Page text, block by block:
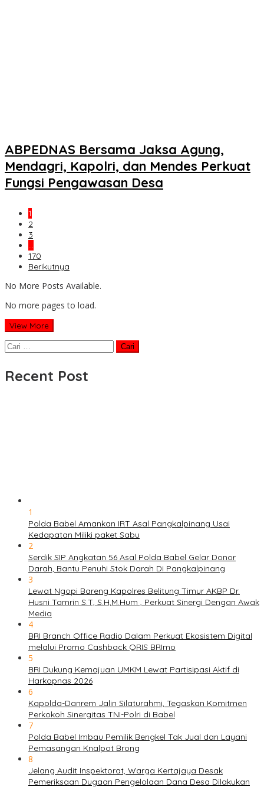
ABPEDNAS Bersama Jaksa Agung,
Mendagri, Kapolri, dan Mendes Perkuat
Fungsi Pengawasan Desa
1
2
3
…
170
Berikutnya
No More Posts Available.
No more pages to load.
View More
Cari
untuk:
Recent Post
1
Polda Babel Amankan IRT Asal Pangkalpinang Usai
Kedapatan Miliki paket Sabu
2
Serdik SIP Angkatan 56 Asal Polda Babel Gelar Donor
Darah, Bantu Penuhi Stok Darah Di Pangkalpinang
3
Lewat Ngopi Bareng Kapolres Belitung Timur AKBP Dr.
Husni Tamrin S.T, S.H,M.Hum , Perkuat Sinergi Dengan Awak
Media
4
BRI Branch Office Radio Dalam Perkuat Ekosistem Digital
melalui Promo Cashback QRIS BRImo
5
BRI Dukung Kemajuan UMKM Lewat Partisipasi Aktif di
Harkopnas 2026
6
Kapolda-Danrem Jalin Silaturahmi, Tegaskan Komitmen
Perkokoh Sinergitas TNI-Polri di Babel
7
Polda Babel Imbau Pemilik Bengkel Tak Jual dan Layani
Pemasangan Knalpot Brong
8
Jelang Audit Inspektorat, Warga Kertajaya Desak
Pemeriksaan Dugaan Pengelolaan Dana Desa Dilakukan